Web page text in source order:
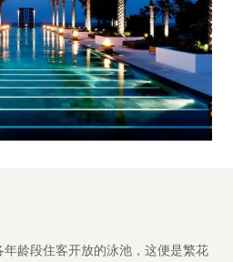
年龄段住客开放的泳池，这便是繁花